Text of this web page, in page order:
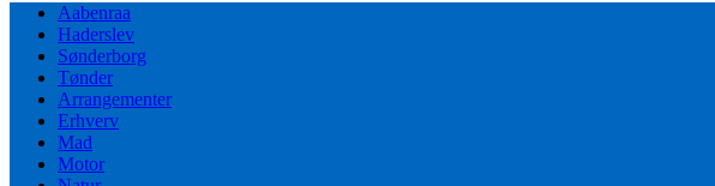
Aabenraa
Haderslev
Sønderborg
Tønder
Arrangementer
Erhverv
Mad
Motor